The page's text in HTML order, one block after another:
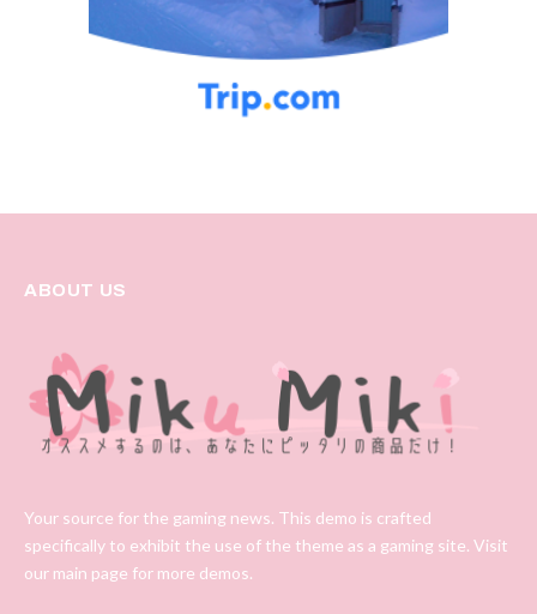
ABOUT US
Your source for the gaming news. This demo is crafted
specifically to exhibit the use of the theme as a gaming site. Visit
our main page for more demos.